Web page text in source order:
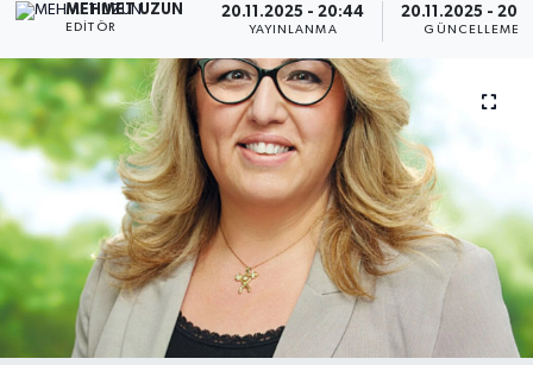
MEHMET UZUN
EDITÖR
20.11.2025 - 20:44
YAYINLANMA
20.11.2025 -
GÜNCELLEME